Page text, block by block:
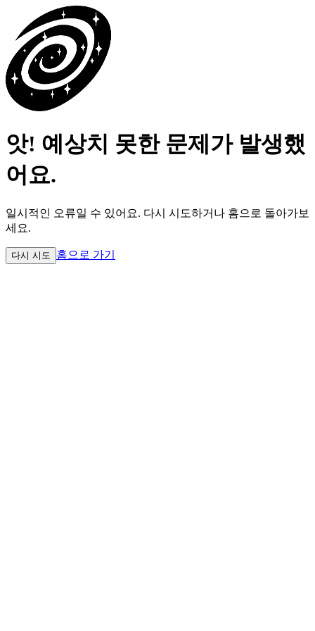
앗! 예상치 못한 문제가 발생했
어요.
일시적인 오류일 수 있어요. 다시 시도하거나 홈으로 돌아가보
세요.
다시 시도 홈으로 가기